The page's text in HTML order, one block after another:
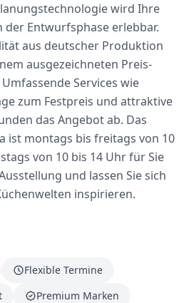
wird Ihre
der Entwurfsphase erlebbar.
aus deutscher Produktion
ausgezeichneten Preis-
Services wie
zum Festpreis und attraktive
das Angebot ab. Das
ist montags bis freitags von 10
von 10 bis 14 Uhr für Sie
und lassen Sie sich
inspirieren.
Flexible Termine
Premium Marken